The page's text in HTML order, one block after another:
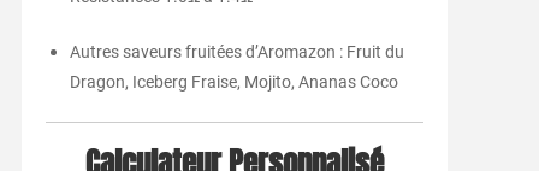
Autres saveurs fruitées d’Aromazon : Fruit du
Dragon, Iceberg Fraise, Mojito, Ananas Coco